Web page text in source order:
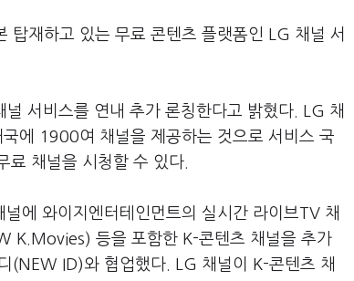
탑재하고 있는 무료 콘텐츠 플랫폼인 LG 채널 서
서비스를 연내 추가 론칭한다고 밝혔다. LG 채
에 1900여 채널을 제공하는 것으로 서비스 국
채널을 시청할 수 있다.
에 와이지엔터테인먼트의 실시간 라이브TV 채
K.Movies) 등을 포함한 K-콘텐츠 채널을 추가
(NEW ID)와 협업했다. LG 채널이 K-콘텐츠 채